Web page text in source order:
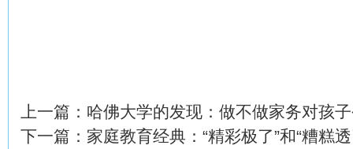
上一篇： 哈佛大学的发现：做不做家务对孩
下一篇： 家庭教育经典：“精彩极了”和“糟糕透